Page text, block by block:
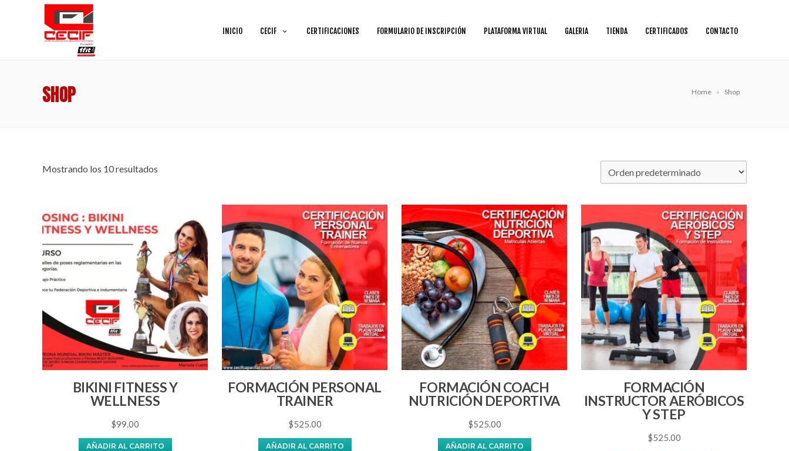
INICIO CECIF CERTIFICACIONES FORMULARIO DE INSCRIPCIÓN PLATAFORMA VIRTUAL GALERIA TIENDA CERTIFICADOS CONTACTO
Home Shop
SHOP
Mostrando los 10 resultados
BIKINI FITNESS Y
WELLNESS
$99.00
AÑADIR AL CARRITO
FORMACIÓN PERSONAL
TRAINER
$525.00
AÑADIR AL CARRITO
FORMACIÓN COACH
NUTRICIÓN DEPORTIVA
$525.00
AÑADIR AL CARRITO
FORMACIÓN
INSTRUCTOR AERÓBICOS
Y STEP
$525.00